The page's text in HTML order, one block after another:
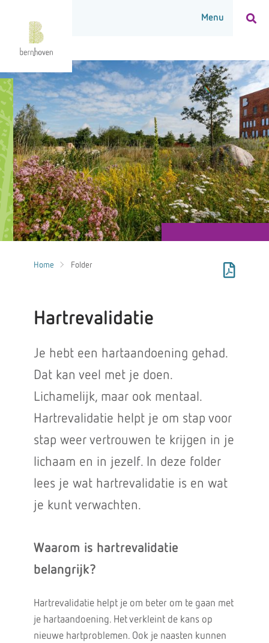
Home Folder
Hartrevalidatie
Je hebt een hartaandoening gehad.
Dat kan veel met je doen.
Lichamelijk, maar ook mentaal.
Hartrevalidatie helpt je om stap voor
stap weer vertrouwen te krijgen in je
lichaam en in jezelf. In deze folder
lees je wat hartrevalidatie is en wat
je kunt verwachten.
Waarom is hartrevalidatie
belangrijk?
Hartrevalidatie helpt je om beter om te gaan met
je hartaandoening. Het verkleint de kans op
nieuwe hartproblemen. Ook je naasten kunnen